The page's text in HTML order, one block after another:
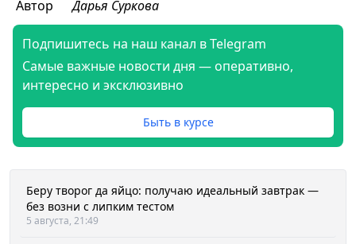
Автор Дарья Суркова
Подпишитесь на наш канал в Telegram
Самые важные новости дня — оперативно,
интересно и эксклюзивно
Быть в курсе
Беру творог да яйцо: получаю идеальный завтрак —
без возни с липким тестом
5 августа, 21:49